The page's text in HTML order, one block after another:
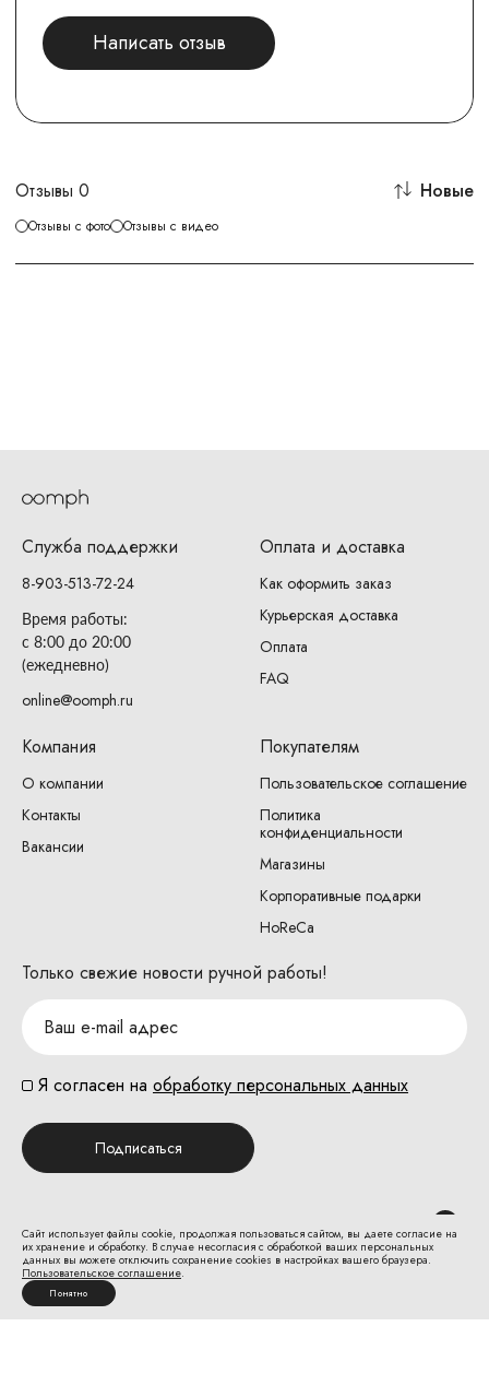
Написать отзыв
Отзывы 0
Отзывы с фото Отзывы с видео
Новые
Служба поддержки
8-903-513-72-24
Время работы:
с 8:00 до 20:00
(ежедневно)
online@oomph.ru
Оплата и доставка
Как оформить заказ
Курьерская доставка
Оплата
FAQ
Компания
О компании
Контакты
Вакансии
Покупателям
Пользовательское соглашение
Политика
конфиденциальности
Магазины
Корпоративные подарки
HoReCa
Только свежие новости ручной работы!
Я согласен на обработку персональных данных
Подписаться
Сайт использует файлы cookie, продолжая пользоваться сайтом, вы даете согласие на
их хранение и обработку. В случае несогласия с обработкой ваших персональных
данных вы можете отключить сохранение cookies в настройках вашего браузера.
Пользовательское соглашение.
Понятно